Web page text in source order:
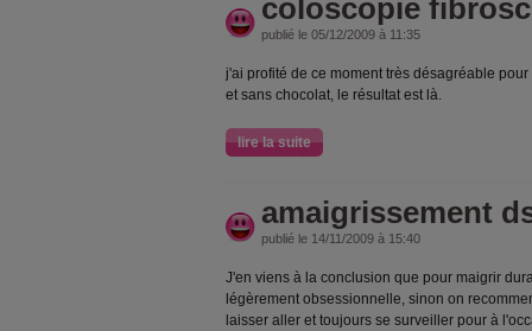
coloscopie
publié le 05/12/2009 à 11:35
j'ai profité de ce moment très désagréable
et sans chocolat, le résultat est là.
lire la suite
amaigrissement
publié le 14/11/2009 à 15:40
J'en viens à la conclusion que pour maigrir
légèrement obsessionnelle, sinon on
laisser aller et toujours se surveiller pour à